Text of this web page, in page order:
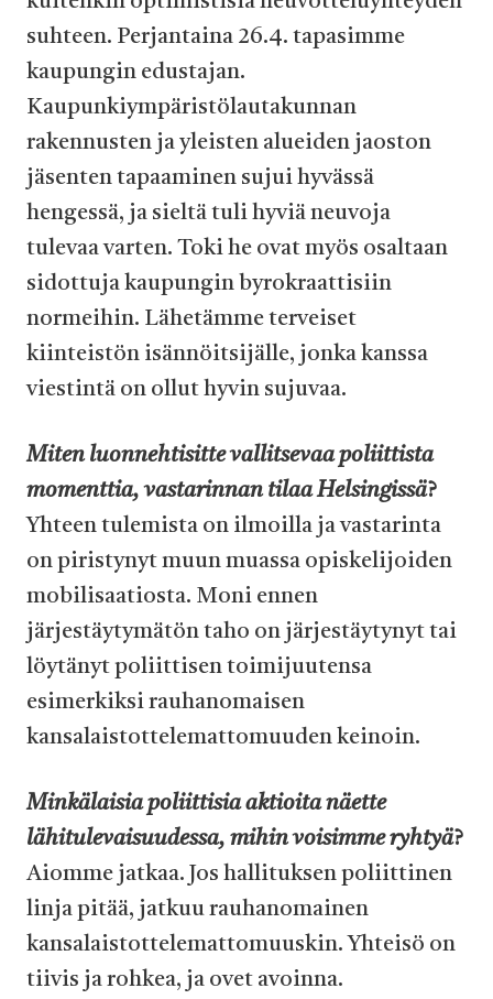
suhteen. Perjantaina 26.4. tapasimme
kaupungin edustajan.
Kaupunkiympäristölautakunnan
rakennusten ja yleisten alueiden jaoston
jäsenten tapaaminen sujui hyvässä
hengessä, ja sieltä tuli hyviä neuvoja
tulevaa varten. Toki he ovat myös osaltaan
sidottuja kaupungin byrokraattisiin
normeihin. Lähetämme terveiset
kiinteistön isännöitsijälle, jonka kanssa
viestintä on ollut hyvin sujuvaa.
Miten luonnehtisitte vallitsevaa poliittista
momenttia, vastarinnan tilaa Helsingissä?
Yhteen tulemista on ilmoilla ja vastarinta
on piristynyt muun muassa opiskelijoiden
mobilisaatiosta. Moni ennen
järjestäytymätön taho on järjestäytynyt tai
löytänyt poliittisen toimijuutensa
esimerkiksi rauhanomaisen
kansalaistottelemattomuuden keinoin.
Minkälaisia poliittisia aktioita näette
lähitulevaisuudessa, mihin voisimme ryhtyä?
Aiomme jatkaa. Jos hallituksen poliittinen
linja pitää, jatkuu rauhanomainen
kansalaistottelemattomuuskin. Yhteisö on
tiivis ja rohkea, ja ovet avoinna.